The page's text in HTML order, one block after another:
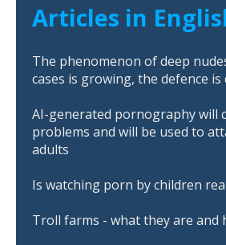
Articles in
The phenomenon of deep
cases is growing, the defence
AI-generated pornography will
problems and will be used to
adults
Is watching porn by children
Troll farms - what they are and